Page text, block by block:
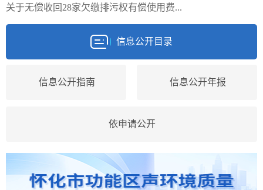
关于无偿收回28家欠缴排污权有偿使用费...
信息公开目录
信息公开指南 信息公开年报
依申请公开